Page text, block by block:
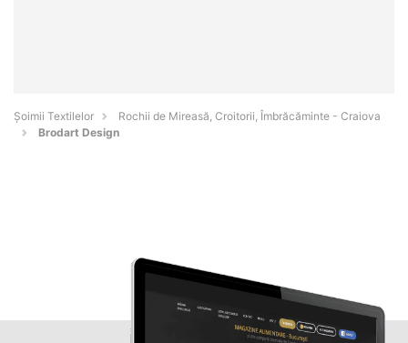
Șoimii Textilelor
Rochii de Mireasă, Croitorii, Îmbrăcăminte - Craiova
Brodart Design